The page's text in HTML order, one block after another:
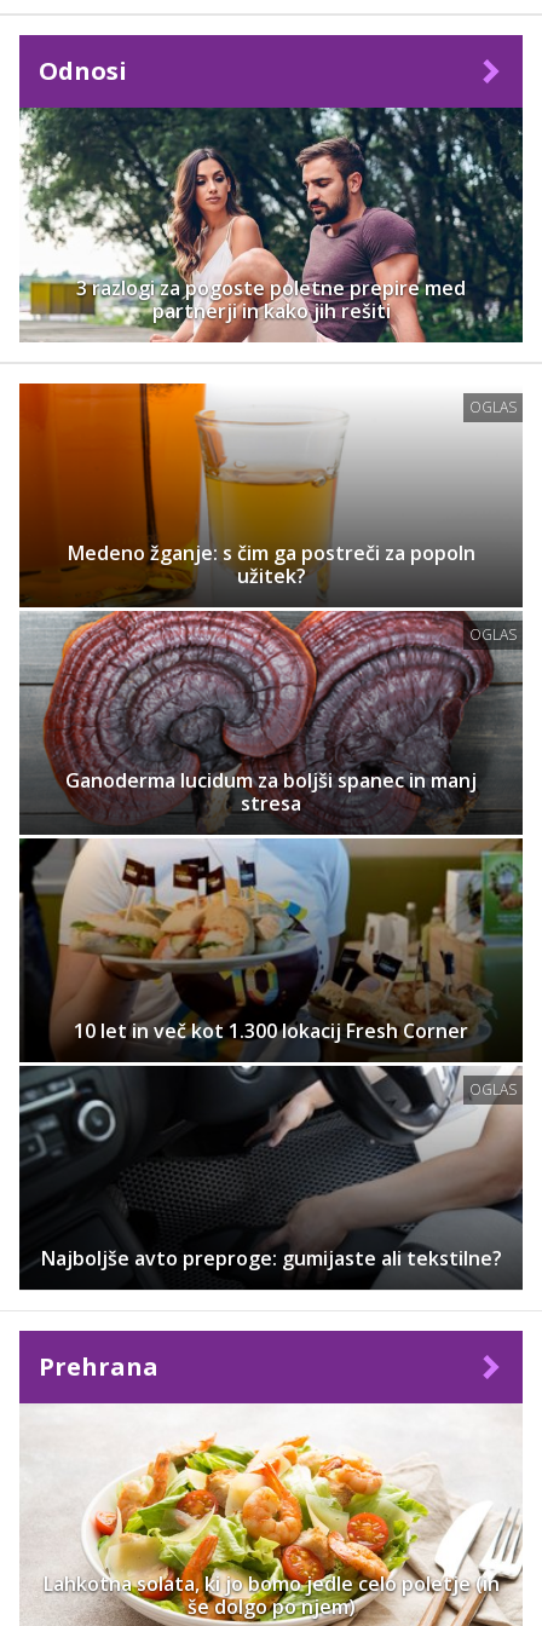
Odnosi
3 razlogi za pogoste poletne prepire med
partnerji in kako jih rešiti
OGLAS
Medeno žganje: s čim ga postreči za popoln
užitek?
OGLAS
Ganoderma lucidum za boljši spanec in manj
stresa
10 let in več kot 1.300 lokacij Fresh Corner
OGLAS
Najboljše avto preproge: gumijaste ali tekstilne?
Prehrana
Lahkotna solata, ki jo bomo jedle celo poletje (in
še dolgo po njem)